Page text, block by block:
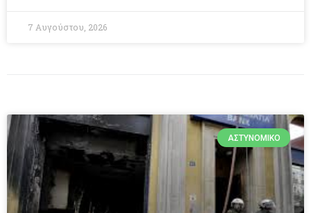
7 Αυγούστου, 2026
ΑΣΤΥΝΟΜΙΚΌ